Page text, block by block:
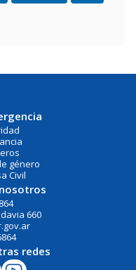
género
Civil
660
redes